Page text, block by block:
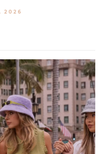
V prosinci totiž v
2026